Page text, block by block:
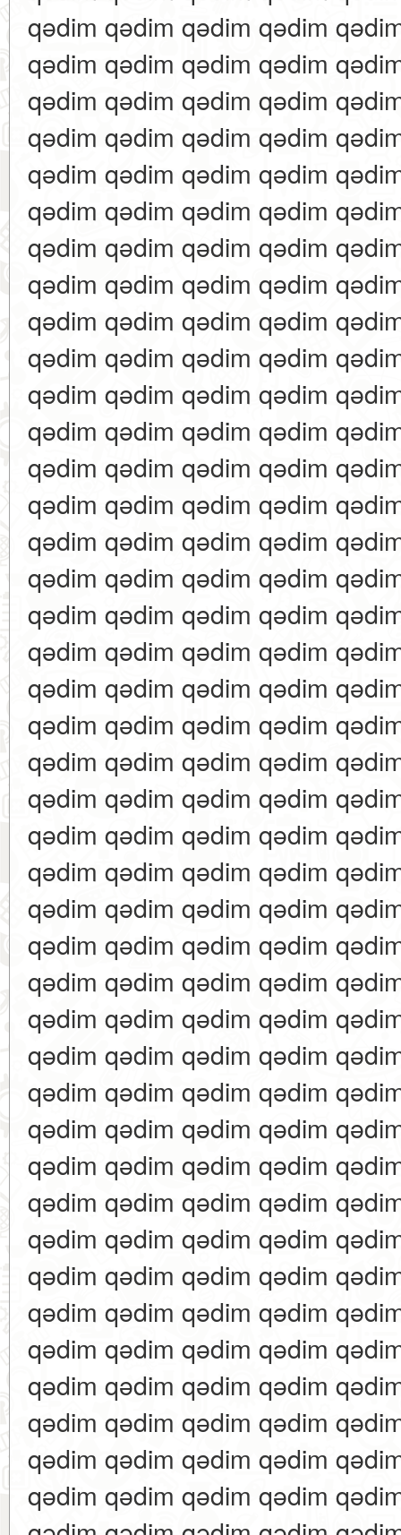
qədim qədim qədim qədim
qədim qədim qədim qədim
qədim qədim qədim qədim
qədim qədim qədim qədim
qədim qədim qədim qədim
qədim qədim qədim qədim
qədim qədim qədim qədim
qədim qədim qədim qədim
qədim qədim qədim qədim
qədim qədim qədim qədim
qədim qədim qədim qədim
qədim qədim qədim qədim
qədim qədim qədim qədim
qədim qədim qədim qədim
qədim qədim qədim qədim
qədim qədim qədim qədim
qədim qədim qədim qədim
qədim qədim qədim qədim
qədim qədim qədim qədim
qədim qədim qədim qədim
qədim qədim qədim qədim
qədim qədim qədim qədim
qədim qədim qədim qədim
qədim qədim qədim qədim
qədim qədim qədim qədim
qədim qədim qədim qədim
qədim qədim qədim qədim
qədim qədim qədim qədim
qədim qədim qədim qədim
qədim qədim qədim qədim
qədim qədim qədim qədim
qədim qədim qədim qədim
qədim qədim qədim qədim
qədim qədim qədim qədim
qədim qədim qədim qədim
qədim qədim qədim qədim
qədim qədim qədim qədim
qədim qədim qədim qədim
qədim qədim qədim qədim
qədim qədim qədim qədim
qədim qədim qədim qədim